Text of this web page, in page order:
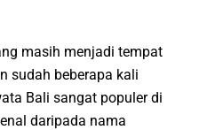
masih menjadi tempat
sudah beberapa kali
Bali sangat populer di
daripada nama